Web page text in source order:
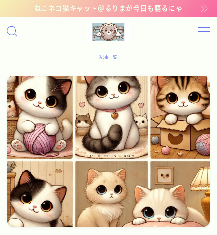
ねこネコ猫キャット＠るりまが今日も語るにゃ
MENU
管理猫ギャラリー
お問い合わせ
記事一覧